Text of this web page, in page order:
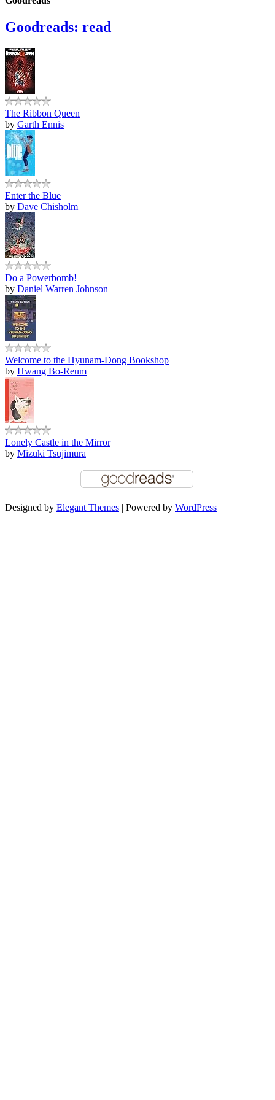
Goodreads: read
The Ribbon Queen
by Garth Ennis
Enter the Blue
by Dave Chisholm
Do a Powerbomb!
by Daniel Warren Johnson
Welcome to the Hyunam-Dong Bookshop
by Hwang Bo-Reum
Lonely Castle in the Mirror
by Mizuki Tsujimura
Designed by Elegant Themes | Powered by WordPress